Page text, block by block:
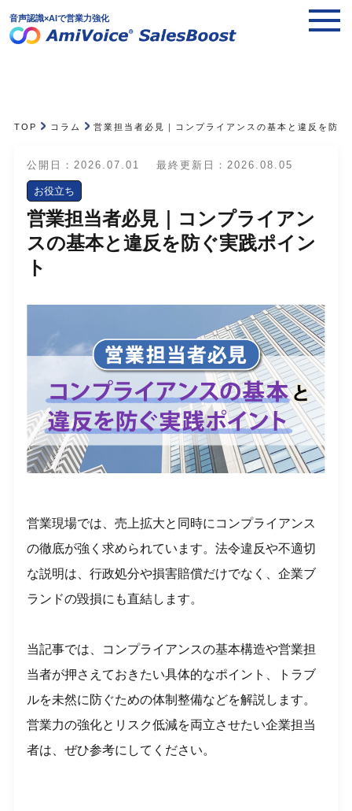
音声認識×AIで営業力強化
TOP コラム 営業担当者必見｜コンプライアンスの基本と違反を防ぐ
公開日：2026.07.01 最終更新日：2026.08.05
お役立ち
営業担当者必見｜コンプライアン
スの基本と違反を防ぐ実践ポイン
ト
営業現場では、売上拡大と同時にコンプライアンス
の徹底が強く求められています。法令違反や不適切
な説明は、行政処分や損害賠償だけでなく、企業ブ
ランドの毀損にも直結します。
当記事では、コンプライアンスの基本構造や営業担
当者が押さえておきたい具体的なポイント、トラブ
ルを未然に防ぐための体制整備などを解説します。
営業力の強化とリスク低減を両立させたい企業担当
者は、ぜひ参考にしてください。